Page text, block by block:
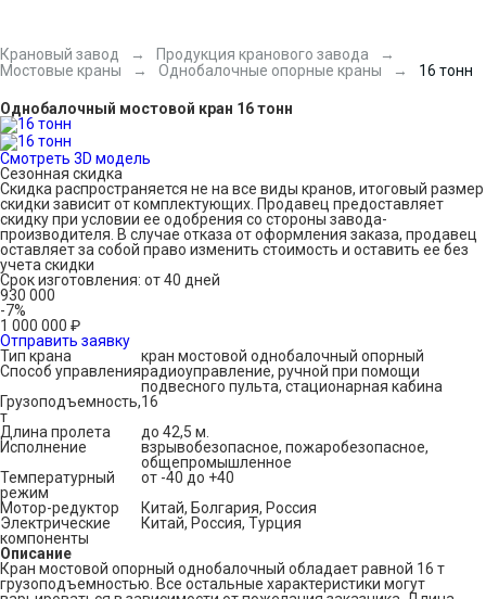
Крановый завод
Продукция кранового завода
Мостовые краны
Однобалочные опорные краны 16 тонн
Однобалочный мостовой кран 16 тонн
Смотреть 3D модель
Сезонная скидка
Скидка распространяется не на все виды кранов, итоговый размер
скидки зависит от комплектующих. Продавец предоставляет
скидку при условии ее одобрения со стороны завода-
производителя. В случае отказа от оформления заказа, продавец
оставляет за собой право изменить стоимость и оставить ее без
учета скидки
Срок изготовления: от 40 дней
930 000
-7%
1 000 000 ₽
Отправить заявку
Тип крана
кран мостовой однобалочный опорный
Способ управлениярадиоуправление, ручной при помощи
подвесного пульта, стационарная кабина
Грузоподъемность,
т
16
Длина пролета
до 42,5 м.
Исполнение
взрывобезопасное, пожаробезопасное,
общепромышленное
Температурный
режим
от -40 до +40
Мотор-редуктор
Китай, Болгария, Россия
Электрические
компоненты
Китай, Россия, Турция
Описание
Кран мостовой опорный однобалочный обладает равной 16 т
грузоподъемностью. Все остальные характеристики могут